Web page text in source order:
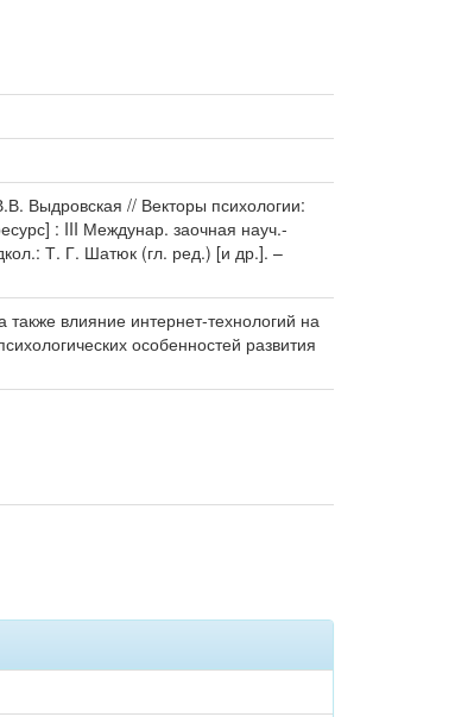
Выдровская // Векторы психологии:
: III Междунар. заочная науч.-
Т. Г. Шатюк (гл. ред.) [и др.]. –
влияние интернет-технологий на
особенностей развития